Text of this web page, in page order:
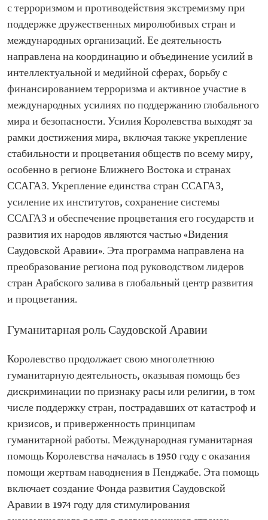
с терроризмом и противодействия экстремизму при
поддержке дружественных миролюбивых стран и
международных организаций. Ее деятельность
направлена на координацию и объединение усилий в
интеллектуальной и медийной сферах, борьбу с
финансированием терроризма и активное участие в
международных усилиях по поддержанию глобального
мира и безопасности. Усилия Королевства выходят за
рамки достижения мира, включая также укрепление
стабильности и процветания обществ по всему миру,
особенно в регионе Ближнего Востока и странах
ССАГАЗ. Укрепление единства стран ССАГАЗ,
усиление их институтов, сохранение системы
ССАГАЗ и обеспечение процветания его государств и
развития их народов являются частью «Видения
Саудовской Аравии». Эта программа направлена на
преобразование региона под руководством лидеров
стран Арабского залива в глобальный центр развития
и процветания.
Гуманитарная роль Саудовской Аравии
Королевство продолжает свою многолетнюю
гуманитарную деятельность, оказывая помощь без
дискриминации по признаку расы или религии, в том
числе поддержку стран, пострадавших от катастроф и
кризисов, и приверженность принципам
гуманитарной работы. Международная гуманитарная
помощь Королевства началась в 1950 году с оказания
помощи жертвам наводнения в Пенджабе. Эта помощь
включает создание Фонда развития Саудовской
Аравии в 1974 году для стимулирования